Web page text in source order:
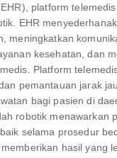
platform
EHR
meningkatkan
kesehatan, dan
Platform
pemantauan jarak
bagi pasien di
robotik menawarkan
selama prosedur
hasil yang